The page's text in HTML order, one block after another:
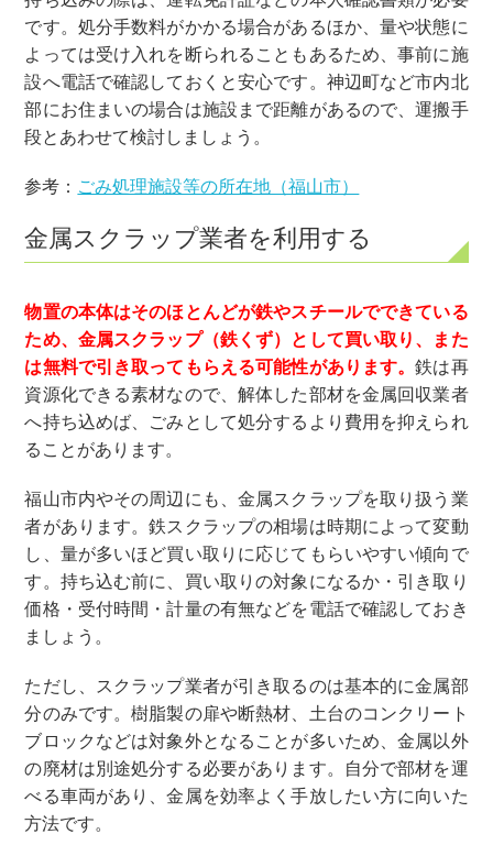
です。処分手数料がかかる場合があるほか、量や状態に
よっては受け入れを断られることもあるため、事前に施
設へ電話で確認しておくと安心です。神辺町など市内北
部にお住まいの場合は施設まで距離があるので、運搬手
段とあわせて検討しましょう。
参考： ごみ処理施設等の所在地（福山市）
金属スクラップ業者を利用する
物置の本体はそのほとんどが鉄やスチールでできている
ため、金属スクラップ（鉄くず）として買い取り、また
は無料で引き取ってもらえる可能性があります。鉄は再
資源化できる素材なので、解体した部材を金属回収業者
へ持ち込めば、ごみとして処分するより費用を抑えられ
ることがあります。
福山市内やその周辺にも、金属スクラップを取り扱う業
者があります。鉄スクラップの相場は時期によって変動
し、量が多いほど買い取りに応じてもらいやすい傾向で
す。持ち込む前に、買い取りの対象になるか・引き取り
価格・受付時間・計量の有無などを電話で確認しておき
ましょう。
ただし、スクラップ業者が引き取るのは基本的に金属部
分のみです。樹脂製の扉や断熱材、土台のコンクリート
ブロックなどは対象外となることが多いため、金属以外
の廃材は別途処分する必要があります。自分で部材を運
べる車両があり、金属を効率よく手放したい方に向いた
方法です。